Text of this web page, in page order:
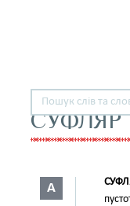
СУФЛЯР
А